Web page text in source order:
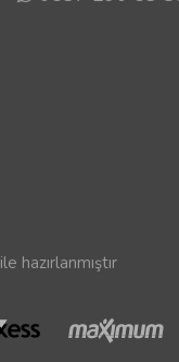
ile hazırlanmıştır